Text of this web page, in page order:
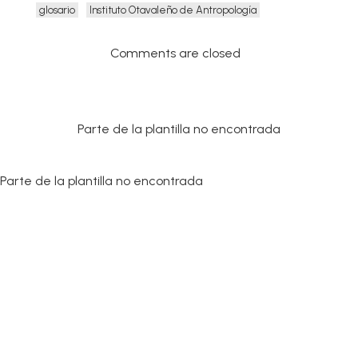
glosario
Instituto Otavaleño de Antropología
Comments are closed
Parte de la plantilla no encontrada
Parte de la plantilla no encontrada